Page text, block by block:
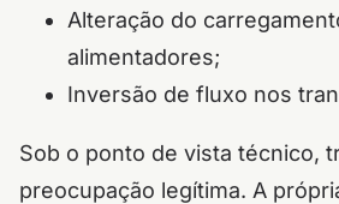
Alteração do
alimentadores;
Inversão de fluxo nos
Sob o ponto de vista técnico,
preocupação legítima. A